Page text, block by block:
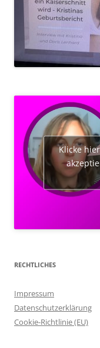
Klicke
RECHTLICHES
Impressum
Datenschutzerklärung
Cookie-Richtlinie (EU)